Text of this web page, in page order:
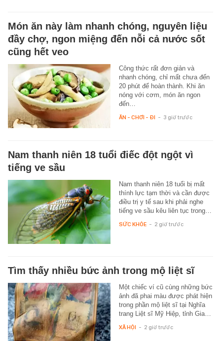
Món ăn này làm nhanh chóng, nguyên liệu
đầy chợ, ngon miệng đến nỗi cả nước sốt
cũng hết veo
Công thức rất đơn giản và
nhanh chóng, chỉ mất chưa đến
20 phút để hoàn thành. Khi ăn
nóng với cơm, món ăn ngon
đến…
ĂN - CHƠI - ĐI - 3 giờ trước
Nam thanh niên 18 tuổi điếc đột ngột vì
tiếng ve sầu
Nam thanh niên 18 tuổi bị mất
thính lực tạm thời và cần được
điều trị y tế sau khi phải nghe
tiếng ve sầu kêu liên tục trong…
SỨC KHỎE - 2 giờ trước
Tìm thấy nhiều bức ảnh trong mộ liệt sĩ
Một chiếc ví cũ cùng những bức
ảnh đã phai màu được phát hiện
trong phần mộ liệt sĩ tại Nghĩa
trang Liệt sĩ Mỹ Hiệp, tỉnh Gia…
XÃ HỘI - 2 giờ trước